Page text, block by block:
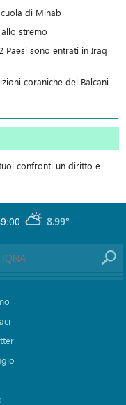
di Minab
stremo
Paesi sono entrati in Iraq
coraniche dei Balcani
confronti un diritto e
8.99°